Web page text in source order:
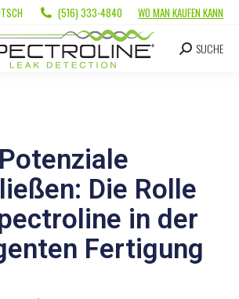
(516) 333-4840 WO MAN KAUFEN KANN
SUCHE
Potenziale
Die Rolle
in der
Fertigung